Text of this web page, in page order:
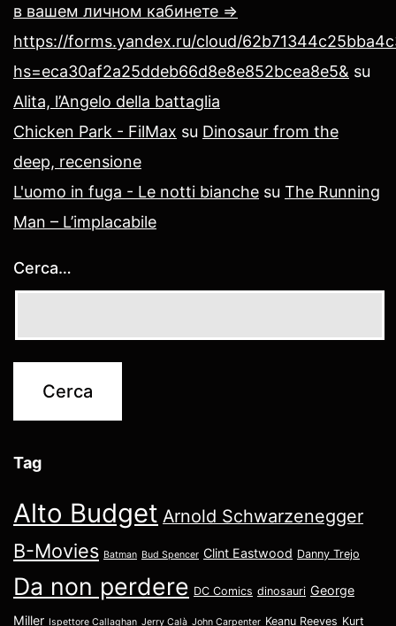
в вашем личном кабинете =>
https://forms.yandex.ru/cloud/
hs=eca30af2a25ddeb66d8e8e852bcea8e5& su
Alita, l’Angelo della battaglia
Chicken Park - FilMax su Dinosaur from the
deep, recensione
L'uomo in fuga - Le notti bianche su The Running
Man – L’implacabile
Cerca…
Tag
Alto Budget Arnold Schwarzenegger
B-Movies Batman Bud Spencer Clint Eastwood Danny Trejo
Da non perdere DC Comics dinosauri George
Miller Ispettore Callaghan Jerry Calà John Carpenter Keanu Reeves Kurt